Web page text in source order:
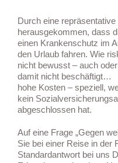
Durch eine
herausgekommen, dass
einen Krankenschutz im
den Urlaub fahren. Wie
nicht bewusst – auch
damit nicht beschäftigt…
hohe Kosten – speziell,
kein
abgeschlossen hat.
Auf eine Frage „Gegen
Sie bei einer Reise in der
Standardantwort bei uns